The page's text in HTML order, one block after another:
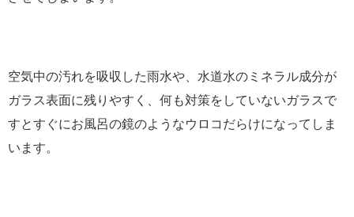
空気中の汚れを吸収した雨水や、水道水のミネラル成分が
ガラス表面に残りやすく、何も対策をしていないガラスで
すとすぐにお風呂の鏡のようなウロコだらけになってしま
います。